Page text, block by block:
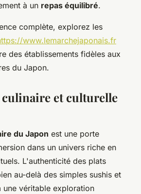
à un repas équilibré.
complète, explorez les
www.lemarchejaponais.fr
des établissements fidèles aux
du Japon.
culinaire et culturelle
du Japon est une porte
dans un univers riche en
L'authenticité des plats
au-delà des simples sushis et
une véritable exploration